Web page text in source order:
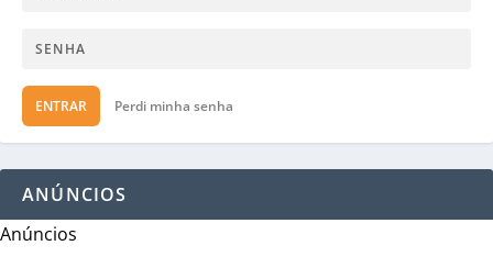
ENTRAR Perdi minha senha
ANÚNCIOS
Anúncios